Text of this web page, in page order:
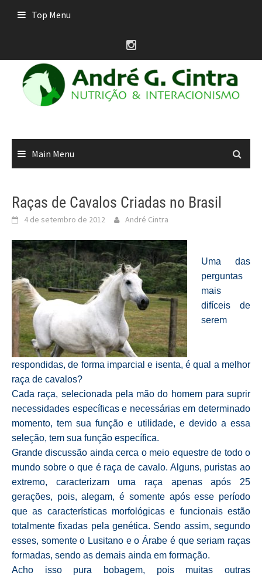
Top Menu
Main Menu
Raças de Cavalos Criadas no Brasil
4 de setembro de 2012 André Cintra
Uma das
perguntas
mais
difíceis de
serem
respondidas, de forma imparcial e isenta, é qual a melhor
raça de cavalos?
Cada raça, selecionada pela mão do homem para suprir
necessidades específicas e necessárias em determinado
momento, tem sua função e utilidade, e devido a essa
seleção, tem sua função específica.
Grande discussão ainda cerca o meio equestre de todo o
mundo sobre o que é raça de cavalo. Alguns, puristas ao
extremo, caracterizam uma raça apenas após 25
gerações, pois, alegam, é somente após esse período
que as características morfológicas e funcionais estão
totalmente fixadas pela genética. Sendo assim, segundo
esses, somente o Lusitano e o Árabe é que seriam raças
formadas, sendo as demais ainda em formação.
Acho isso pura bobagem, pois muitas outras